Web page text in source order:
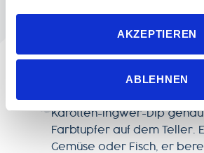
Wenn Sie das Banner mit „Ablehnen“
nur die notwendigen Cookies auf der
die für den störungsfreien Betrieb der
AKZEPTIEREN
ABLEHNEN
VEGGIE/VEGAN-REZEPT
Karotten-
Karotten-Ingwer-Dip
Farbtupfer auf dem Teller.
Gemüse oder Fisch, er